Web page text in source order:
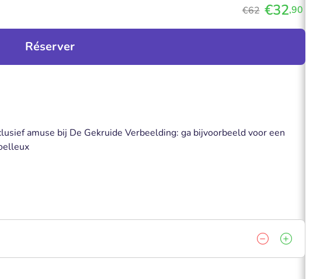
€62 €32,90
Réserver
amuse bij De Gekruide Verbeelding: ga bijvoorbeeld voor een